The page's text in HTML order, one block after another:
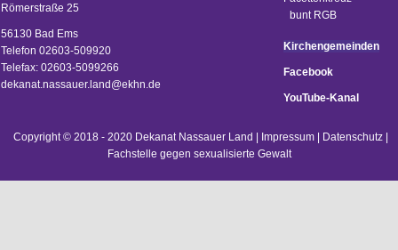
Römerstraße 25
56130 Bad Ems
Telefon 02603-509920
Telefax: 02603-5099266
dekanat.nassauer.land@ekhn.de
Kirchengemeinden
Facebook
YouTube-Kanal
Copyright © 2018 - 2020 Dekanat Nassauer Land | Impressum| Datenschutz|
Fachstelle gegen sexualisierte Gewalt